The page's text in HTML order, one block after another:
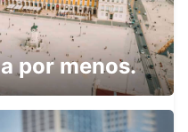
por menos.